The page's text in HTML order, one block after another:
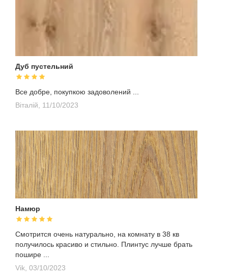
Дуб пустельний
Все добре, покупкою задоволений ...
Віталій, 11/10/2023
Намюр
Смотрится очень натурально, на комнату в 38 кв
получилось красиво и стильно. Плинтус лучше брать
пошире ...
Vik, 03/10/2023